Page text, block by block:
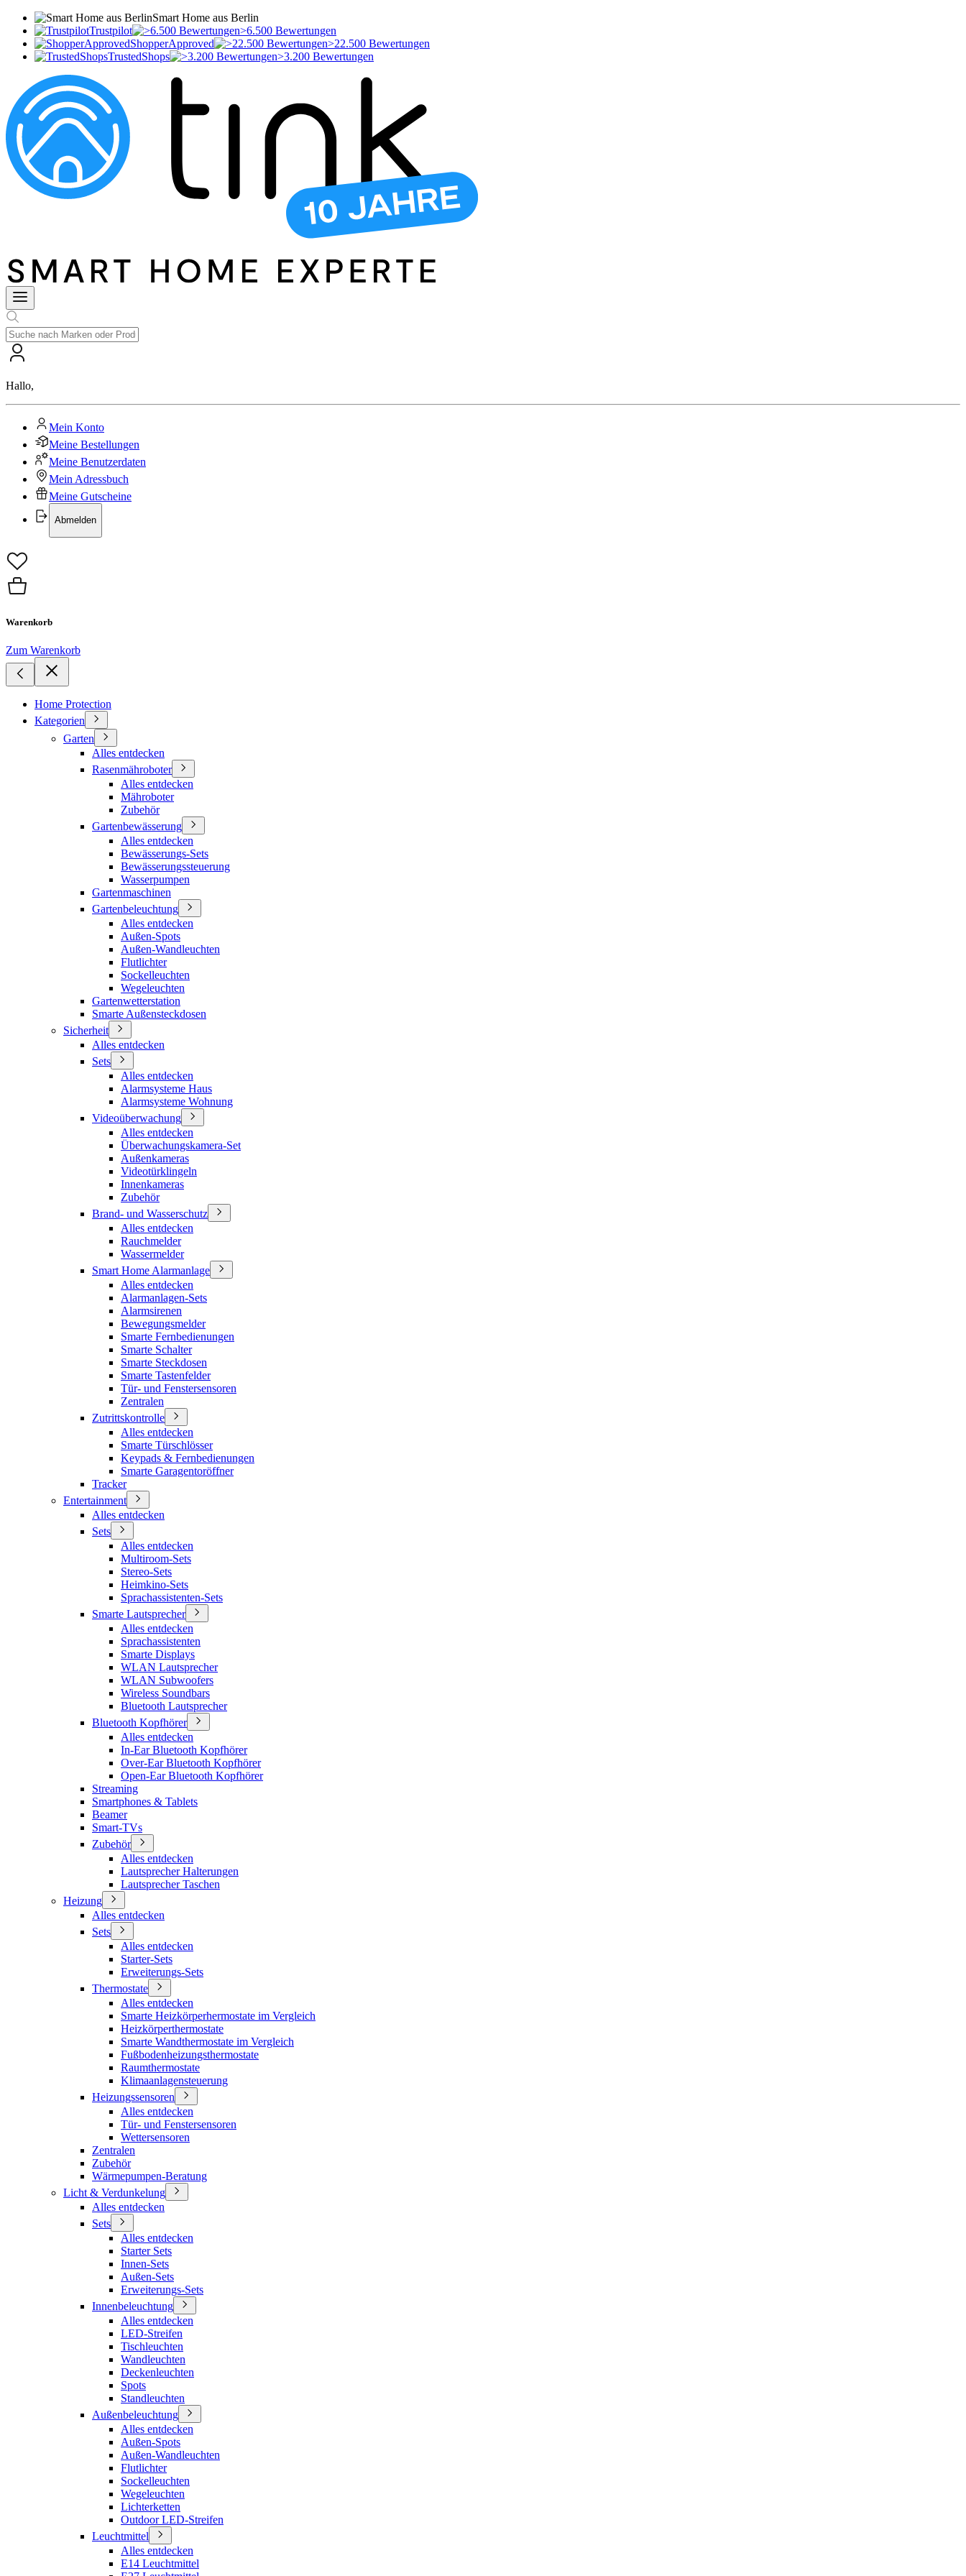
Smart Home aus Berlin
Trustpilot
>6.500 Bewertungen
ShopperApproved
>22.500 Bewertungen
TrustedShops
>3.200 Bewertungen
Hallo,
Mein Konto
Meine Bestellungen
Meine Benutzerdaten
Mein Adressbuch
Meine Gutscheine
Abmelden
Warenkorb
Zum Warenkorb
Home Protection
Kategorien
Garten
Alles entdecken
Rasenmähroboter
Alles entdecken
Mähroboter
Zubehör
Gartenbewässerung
Alles entdecken
Bewässerungs-Sets
Bewässerungssteuerung
Wasserpumpen
Gartenmaschinen
Gartenbeleuchtung
Alles entdecken
Außen-Spots
Außen-Wandleuchten
Flutlichter
Sockelleuchten
Wegeleuchten
Gartenwetterstation
Smarte Außensteckdosen
Sicherheit
Alles entdecken
Sets
Alles entdecken
Alarmsysteme Haus
Alarmsysteme Wohnung
Videoüberwachung
Alles entdecken
Überwachungskamera-Set
Außenkameras
Videotürklingeln
Innenkameras
Zubehör
Brand- und Wasserschutz
Alles entdecken
Rauchmelder
Wassermelder
Smart Home Alarmanlage
Alles entdecken
Alarmanlagen-Sets
Alarmsirenen
Bewegungsmelder
Smarte Fernbedienungen
Smarte Schalter
Smarte Steckdosen
Smarte Tastenfelder
Tür- und Fenstersensoren
Zentralen
Zutrittskontrolle
Alles entdecken
Smarte Türschlösser
Keypads & Fernbedienungen
Smarte Garagentoröffner
Tracker
Entertainment
Alles entdecken
Sets
Alles entdecken
Multiroom-Sets
Stereo-Sets
Heimkino-Sets
Sprachassistenten-Sets
Smarte Lautsprecher
Alles entdecken
Sprachassistenten
Smarte Displays
WLAN Lautsprecher
WLAN Subwoofers
Wireless Soundbars
Bluetooth Lautsprecher
Bluetooth Kopfhörer
Alles entdecken
In-Ear Bluetooth Kopfhörer
Over-Ear Bluetooth Kopfhörer
Open-Ear Bluetooth Kopfhörer
Streaming
Smartphones & Tablets
Beamer
Smart-TVs
Zubehör
Alles entdecken
Lautsprecher Halterungen
Lautsprecher Taschen
Heizung
Alles entdecken
Sets
Alles entdecken
Starter-Sets
Erweiterungs-Sets
Thermostate
Alles entdecken
Smarte Heizkörperhermostate im Vergleich
Heizkörperthermostate
Smarte Wandthermostate im Vergleich
Fußbodenheizungsthermostate
Raumthermostate
Klimaanlagensteuerung
Heizungssensoren
Alles entdecken
Tür- und Fenstersensoren
Wettersensoren
Zentralen
Zubehör
Wärmepumpen-Beratung
Licht & Verdunkelung
Alles entdecken
Sets
Alles entdecken
Starter Sets
Innen-Sets
Außen-Sets
Erweiterungs-Sets
Innenbeleuchtung
Alles entdecken
LED-Streifen
Tischleuchten
Wandleuchten
Deckenleuchten
Spots
Standleuchten
Außenbeleuchtung
Alles entdecken
Außen-Spots
Außen-Wandleuchten
Flutlichter
Sockelleuchten
Wegeleuchten
Lichterketten
Outdoor LED-Streifen
Leuchtmittel
Alles entdecken
E14 Leuchtmittel